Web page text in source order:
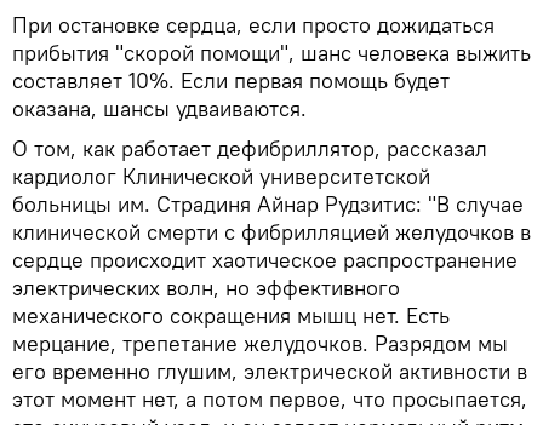
При остановке сердца, если просто дожидаться
прибытия "скорой помощи", шанс человека выжить
составляет 10%. Если первая помощь будет
оказана, шансы удваиваются.
О том, как работает дефибриллятор, рассказал
кардиолог Клинической университетской
больницы им. Страдиня Айнар Рудзитис: "В случае
клинической смерти с фибрилляцией желудочков в
сердце происходит хаотическое распространение
электрических волн, но эффективного
механического сокращения мышц нет. Есть
мерцание, трепетание желудочков. Разрядом мы
его временно глушим, электрической активности в
этот момент нет, а потом первое, что просыпается,